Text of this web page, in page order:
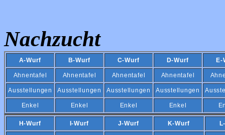
Nachzucht
A-Wurf B-Wurf C-Wurf D-Wurf E-
Ahnentafel Ahnentafel Ahnentafel Ahnentafel
Ausstellungen Ausstellungen Ausstellungen Ausstellungen
Enkel Enkel Enkel Enkel
H-Wurf I-Wurf J-Wurf K-Wurf